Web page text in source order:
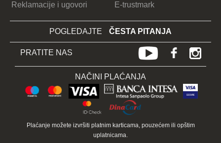
Reklamacije i ugovori
E-trustmark
POGLEDAJTE ČESTA PITANJA
PRATITE NAS
NAČINI PLAĆANJA
Plaćanje možete izvršiti platnim karticama, pouzećem ili opštim
uplatnicama.